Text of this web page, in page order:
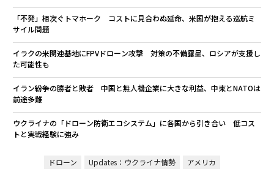
「不発」相次ぐトマホーク コストに見合わぬ延命、米国が抱える巡航ミ
サイル問題
イラクの米関連基地にFPVドローン攻撃 対策の不備露呈、ロシアが支援し
た可能性も
イラン紛争の勝者と敗者 中国と無人機企業に大きな利益、中東とNATOは
前途多難
ウクライナの「ドローン防衛エコシステム」に各国から引き合い 低コス
トと実戦経験に強み
ドローン Updates：ウクライナ情勢
アメリカ